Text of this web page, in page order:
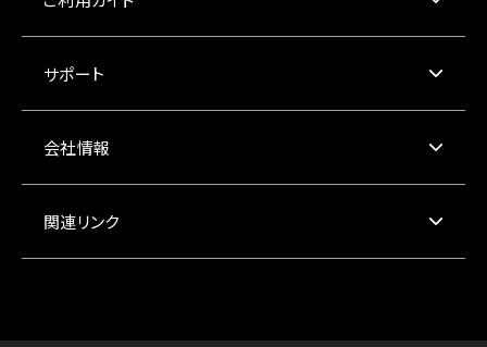
サポート
会社情報
関連リンク